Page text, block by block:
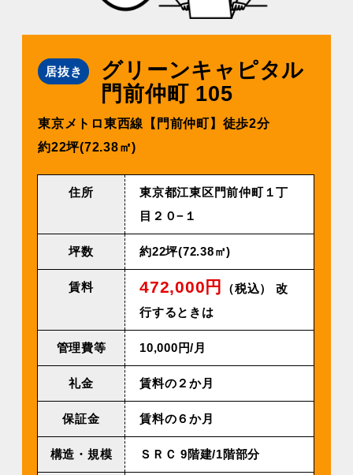
居抜き
グリーンキャピタル
⾨前仲町 105
東京メトロ東⻄線【⾨前仲町】徒歩2分
約22坪(72.38㎡)
住所
東京都江東区門前仲町１丁
目２０−１
坪数 約22坪(72.38㎡)
賃料 472,000円
（税込） 改
行するときは
管理費等 10,000円/⽉
礼金 賃料の２か月
保証金 賃料の６か月
構造・規模 ＳＲＣ 9階建/1階部分